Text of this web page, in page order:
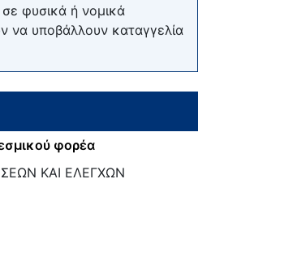
φυσικά ή νομικά
να υποβάλλουν καταγγελία
φορέα
ΚΑΙ ΕΛΕΓΧΩΝ